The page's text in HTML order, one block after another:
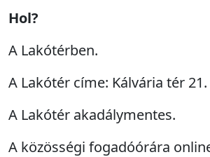
Hol?
A Lakótérben.
A Lakótér címe: Kálvária tér 21.
A Lakótér akadálymentes.
A közösségi fogadóórára